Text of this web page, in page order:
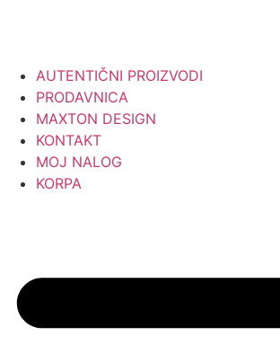
AUTENTIČNI PROIZVODI
PRODAVNICA
MAXTON DESIGN
KONTAKT
MOJ NALOG
KORPA